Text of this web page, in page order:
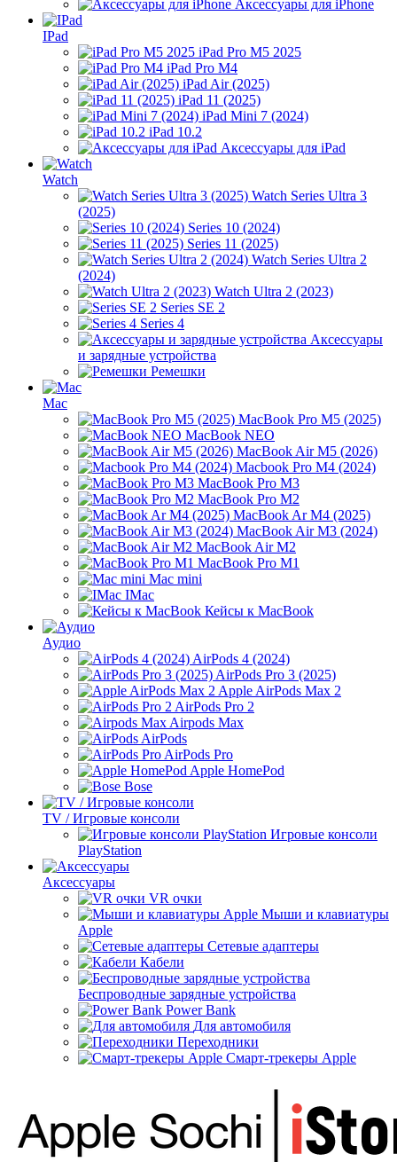
Аксессуары для iPhone
IPad
iPad Pro M5 2025
iPad Pro M4
iPad Air (2025)
iPad 11 (2025)
iPad Mini 7 (2024)
iPad 10.2
Аксессуары для iPad
Watch
Watch Series Ultra 3
(2025)
Series 10 (2024)
Series 11 (2025)
Watch Series Ultra 2
(2024)
Watch Ultra 2 (2023)
Series SE 2
Series 4
Аксессуары
и зарядные устройства
Ремешки
Mac
MacBook Pro M5 (2025)
MacBook NEO
MacBook Air M5 (2026)
Macbook Pro M4 (2024)
MacBook Pro M3
MacBook Pro M2
MacBook Ar M4 (2025)
MacBook Air M3 (2024)
MacBook Air M2
MacBook Pro M1
Mac mini
IMac
Кейсы к MacBook
Аудио
AirPods 4 (2024)
AirPods Pro 3 (2025)
Apple AirPods Max 2
AirPods Pro 2
Airpods Max
AirPods
AirPods Pro
Apple HomePod
Bose
TV / Игровые консоли
Игровые консоли
PlayStation
Аксессуары
VR очки
Мыши и клавиатуры
Apple
Сетевые адаптеры
Кабели
Беспроводные зарядные устройства
Power Bank
Для автомобиля
Переходники
Смарт-трекеры Apple